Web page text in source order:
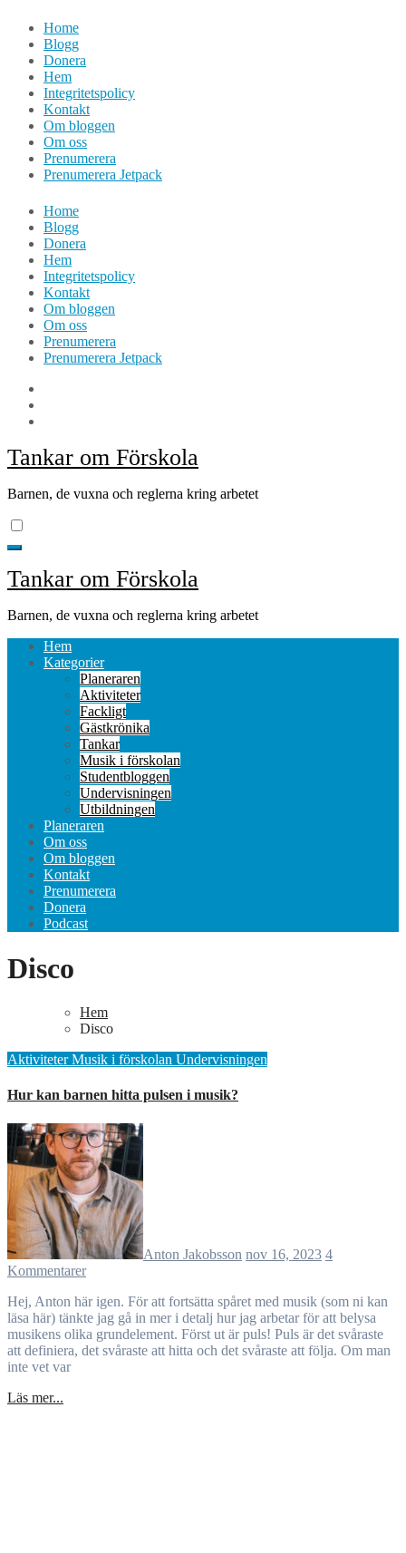
Hoppa
innehåll
Home
Blogg
Donera
Hem
Integritetspolicy
Kontakt
Om bloggen
Om oss
Prenumerera
Prenumerera Jetpack
Home
Blogg
Donera
Hem
Integritetspolicy
Kontakt
Om bloggen
Om oss
Prenumerera
Prenumerera Jetpack
Tankar om Förskola
Barnen, de vuxna och reglerna kring arbetet
Tankar om Förskola
Barnen, de vuxna och reglerna kring arbetet
Hem
Kategorier
Planeraren
Aktiviteter
Fackligt
Gästkrönika
Tankar
Musik i förskolan
Studentbloggen
Undervisningen
Utbildningen
Planeraren
Om oss
Om bloggen
Kontakt
Prenumerera
Donera
Podcast
Disco
Hem
Disco
AktiviteterMusik i förskolan Undervisningen
Hur kan barnen hitta pulsen i musik?
Anton Jakobsson nov 16, 2023 4
Kommentarer
Hej, Anton här igen. För att fortsätta spåret med musik (som ni kan
läsa här) tänkte jag gå in mer i detalj hur jag arbetar för att belysa
musikens olika grundelement. Först ut är puls! Puls är det svåraste
att definiera, det svåraste att hitta och det svåraste att följa. Om man
inte vet var
Läs mer...